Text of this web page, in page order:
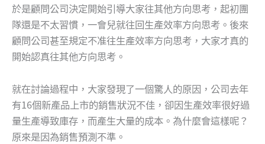
於是顧問公司決定開始引導大家往其他方向思考，起初團
隊還是不太習慣，一會兒就往回生產效率方向思考。後來
顧問公司甚至規定不准往生產效率方向思考，大家才真的
開始認真往其他方向思考。
就在討論過程中，大家發現了一個驚人的原因，公司去年
有16個新產品上市的銷售狀況不佳，卻因生產效率很好過
量生產導致庫存，而產生大量的成本。為什麼會這樣呢？
原來是因為銷售預測不準。